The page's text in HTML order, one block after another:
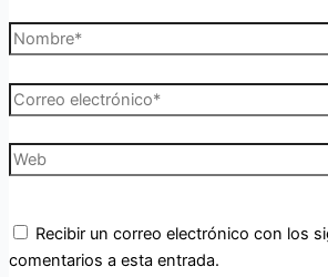
Nombre*
Correo
electrónico*
Web
Recibir un correo electrónico con los
comentarios a esta entrada.